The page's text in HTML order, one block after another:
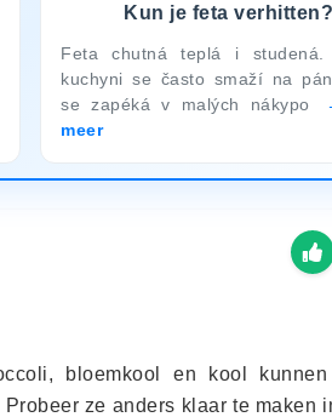
Kun je feta verhitten?
Feta chutná teplá i
kuchyni se často smaží na
se zapéká v malých nákypo
meer
bloemkool en kool
ze anders klaar te maken